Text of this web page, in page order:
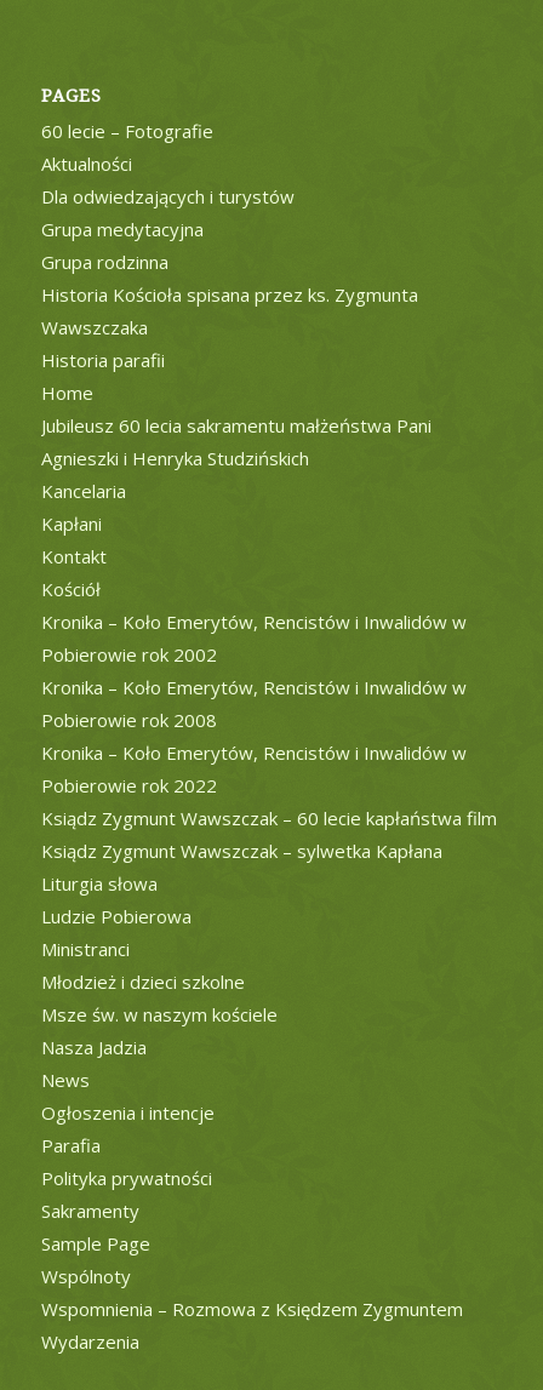
PAGES
60 lecie – Fotografie
Aktualności
Dla odwiedzających i turystów
Grupa medytacyjna
Grupa rodzinna
Historia Kościoła spisana przez ks. Zygmunta
Wawszczaka
Historia parafii
Home
Jubileusz 60 lecia sakramentu małżeństwa Pani
Agnieszki i Henryka Studzińskich
Kancelaria
Kapłani
Kontakt
Kościół
Kronika – Koło Emerytów, Rencistów i Inwalidów w
Pobierowie rok 2002
Kronika – Koło Emerytów, Rencistów i Inwalidów w
Pobierowie rok 2008
Kronika – Koło Emerytów, Rencistów i Inwalidów w
Pobierowie rok 2022
Ksiądz Zygmunt Wawszczak – 60 lecie kapłaństwa film
Ksiądz Zygmunt Wawszczak – sylwetka Kapłana
Liturgia słowa
Ludzie Pobierowa
Ministranci
Młodzież i dzieci szkolne
Msze św. w naszym kościele
Nasza Jadzia
News
Ogłoszenia i intencje
Parafia
Polityka prywatności
Sakramenty
Sample Page
Wspólnoty
Wspomnienia – Rozmowa z Księdzem Zygmuntem
Wydarzenia